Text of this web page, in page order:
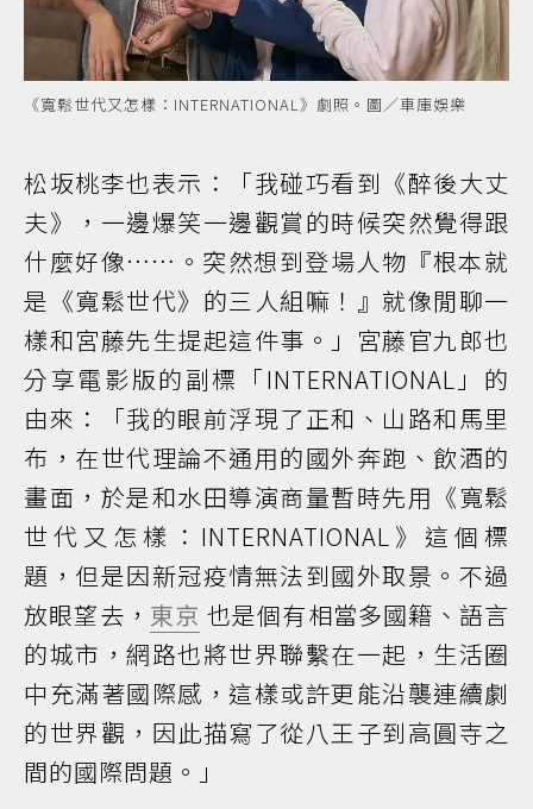
《寬鬆世代又怎樣：INTERNATIONAL》劇照。圖／車庫娛樂
松坂桃李也表示：「我碰巧看到《醉後大丈
夫》，一邊爆笑一邊觀賞的時候突然覺得跟
什麼好像……。突然想到登場人物『根本就
是《寬鬆世代》的三人組嘛！』就像閒聊一
樣和宮藤先生提起這件事。」宮藤官九郎也
分享電影版的副標「INTERNATIONAL」的
由來：「我的眼前浮現了正和、山路和馬里
布，在世代理論不通用的國外奔跑、飲酒的
畫面，於是和水田導演商量暫時先用《寬鬆
世代又怎樣：INTERNATIONAL》這個標
題，但是因新冠疫情無法到國外取景。不過
放眼望去， 東京 也是個有相當多國籍、語言
的城市，網路也將世界聯繫在一起，生活圈
中充滿著國際感，這樣或許更能沿襲連續劇
的世界觀，因此描寫了從八王子到高圓寺之
間的國際問題。」